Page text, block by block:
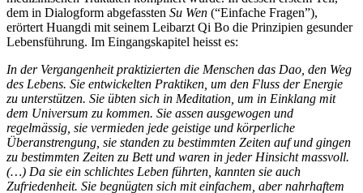
dem in Dialogform abgefassten Su Wen (“Einfache Fragen”),
erörtert Huangdi mit seinem Leibarzt Qi Bo die Prinzipien gesunder
Lebensführung. Im Eingangskapitel heisst es:
In der Vergangenheit praktizierten die Menschen das Dao, den Weg
des Lebens. Sie entwickelten Praktiken, um den Fluss der Energie
zu unterstützen. Sie übten sich in Meditation, um in Einklang mit
dem Universum zu kommen. Sie assen ausgewogen und
regelmässig, sie vermieden jede geistige und körperliche
Überanstrengung, sie standen zu bestimmten Zeiten auf und gingen
zu bestimmten Zeiten zu Bett und waren in jeder Hinsicht massvoll.
(…) Da sie ein schlichtes Leben führten, kannten sie auch
Zufriedenheit. Sie begnügten sich mit einfachem, aber nahrhaftem